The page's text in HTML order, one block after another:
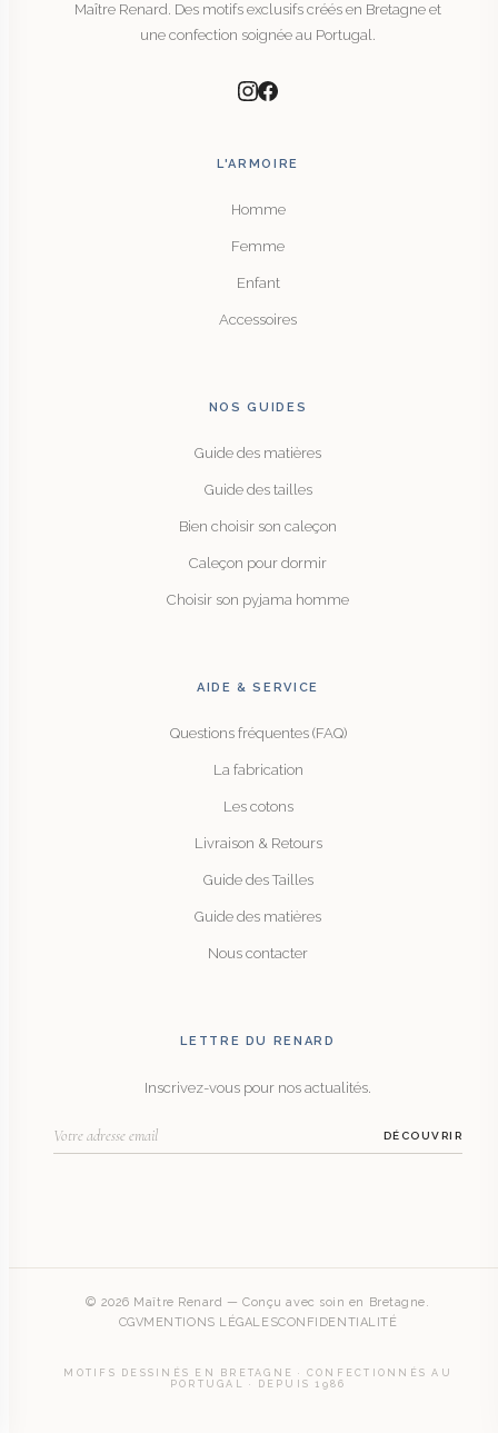
Maître Renard. Des motifs exclusifs créés en Bretagne et
une confection soignée au Portugal.
L'ARMOIRE
Homme
Femme
Enfant
Accessoires
NOS GUIDES
Guide des matières
Guide des tailles
Bien choisir son caleçon
Caleçon pour dormir
Choisir son pyjama homme
AIDE & SERVICE
Questions fréquentes (FAQ)
La fabrication
Les cotons
Livraison & Retours
Guide des Tailles
Guide des matières
Nous contacter
LETTRE DU RENARD
Inscrivez-vous pour nos actualités.
DÉCOUVRIR
© 2026 Maître Renard — Conçu avec soin en Bretagne.
CGVMENTIONS LÉGALESCONFIDENTIALITÉ
MOTIFS DESSINÉS EN BRETAGNE · CONFECTIONNÉS AU
PORTUGAL · DEPUIS 1986